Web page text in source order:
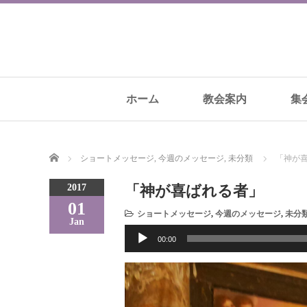
ホーム 教会案内 集
Home ショートメッセージ, 今週のメッセージ, 未分類 「神が
2017
01
Jan
「神が喜ばれる者」
ショートメッセージ, 今週のメッセージ, 未分
プ
レ
00:00